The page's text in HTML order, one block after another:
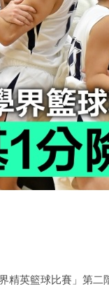
精英籃球比賽」第